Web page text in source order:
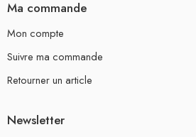
Ma commande
Mon compte
Suivre ma commande
Retourner un article
Newsletter